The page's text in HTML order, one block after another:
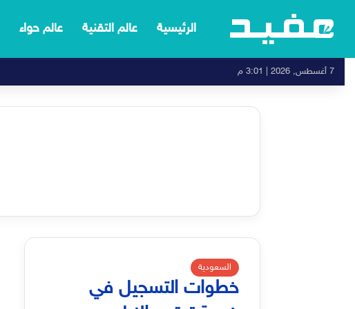
الرئيسية عالم التقنية عالم حواء
7 أغسطس, 2026 | 3:01 م
السعودية
خطوات التسجيل في